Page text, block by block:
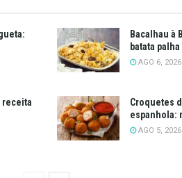
Bacalhau à
batata
AGO 6, 2026
receita
Croquetes
espanhola:
AGO 5, 2026